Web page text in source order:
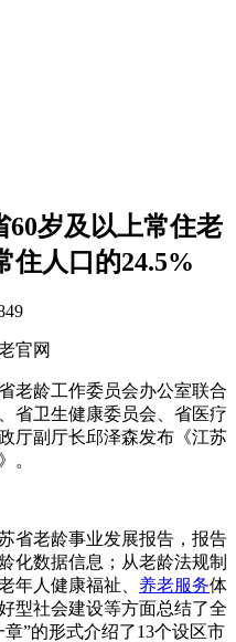
60岁及以上常住老
住人口的24.5%
老龄工作委员会办公室联合
省卫生健康委员会、省医疗
厅副厅长邱泽森发布《江苏
。
省老龄事业发展报告，报告
化数据信息；从老龄法规制
年人健康福祉、 养老服务体
型社会建设等方面总结了全
”的形式介绍了13个设区市